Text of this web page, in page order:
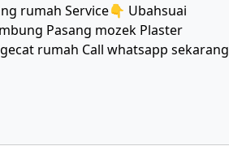
rumah Service👇 Ubahsuai
Pasang mozek Plaster
rumah Call whatsapp sekarang